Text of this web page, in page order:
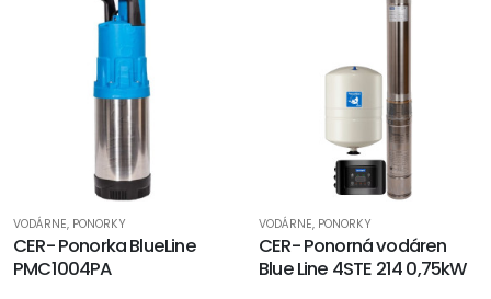
VODÁRNE, PONORKY
CER- Ponorka BlueLine
PMC1004PA
VODÁRNE, PONORKY
CER- Ponorná vodáren
Blue Line 4STE 214 0,75kW